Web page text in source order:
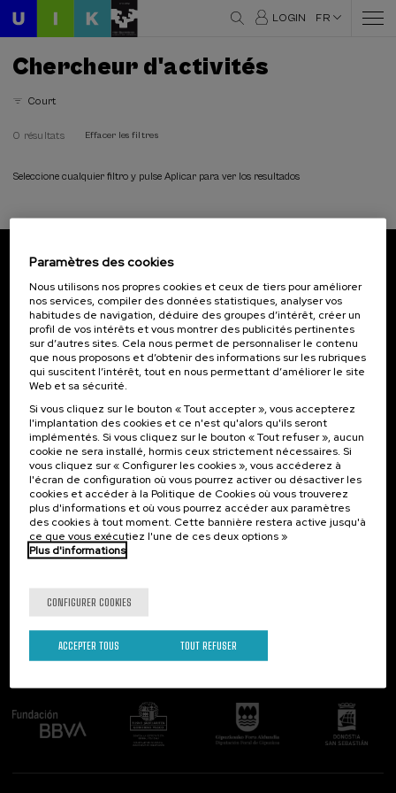
LOGIN FR
Chercheur d'activités
Court
0 résultats Effacer les filtres
Seleccione cualquier filtro y pulse Aplicar para ver los resultados
Inscrivez-vous pour être le premier à recevoir les
actualités de l'UIK.
S'abonner
Contact
Palacio Miramar
Paseo de Miraconcha, 48
20007 Donostia / San Sebastián
Gipuzkoa, Spain
Contactez-nous!
Intéressant...
Activités précédentes
Suivez-nous
Paramètres des cookies
Nous utilisons nos propres cookies et ceux de tiers pour améliorer
nos services, compiler des données statistiques, analyser vos
habitudes de navigation, déduire des groupes d’intérêt, créer un
profil de vos intérêts et vous montrer des publicités pertinentes
sur d’autres sites. Cela nous permet de personnaliser le contenu
que nous proposons et d’obtenir des informations sur les rubriques
qui suscitent l’intérêt, tout en nous permettant d’améliorer le site
Web et sa sécurité.
Si vous cliquez sur le bouton « Tout accepter », vous accepterez
l'implantation des cookies et ce n'est qu'alors qu'ils seront
implémentés. Si vous cliquez sur le bouton « Tout refuser », aucun
cookie ne sera installé, hormis ceux strictement nécessaires. Si
vous cliquez sur « Configurer les cookies », vous accéderez à
l'écran de configuration où vous pourrez activer ou désactiver les
cookies et accéder à la Politique de Cookies où vous trouverez
plus d'informations et où vous pourrez accéder aux paramètres
des cookies à tout moment. Cette bannière restera active jusqu'à
ce que vous exécutiez l'une de ces deux options »
Plus d'informations
CONFIGURER COOKIES
TOUT REFUSER
ACCEPTER TOUS